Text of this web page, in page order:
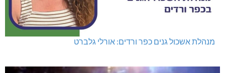
מנהלת אשכול גנים כפר ורדים: אורלי גלברט